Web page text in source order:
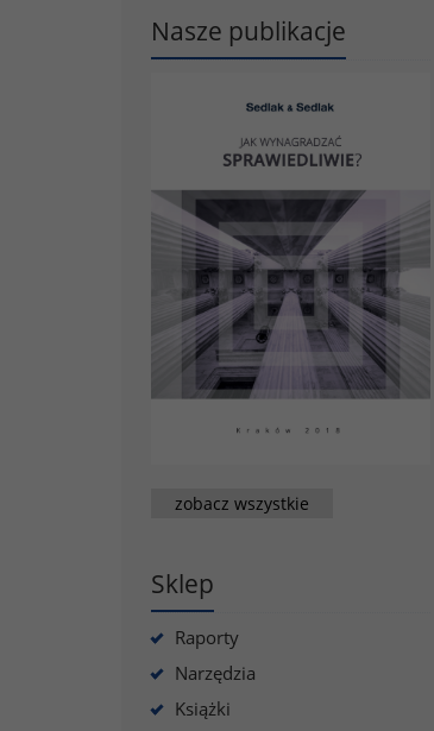
Nasze publikacje
zobacz wszystkie
Sklep
Raporty
Narzędzia
Książki